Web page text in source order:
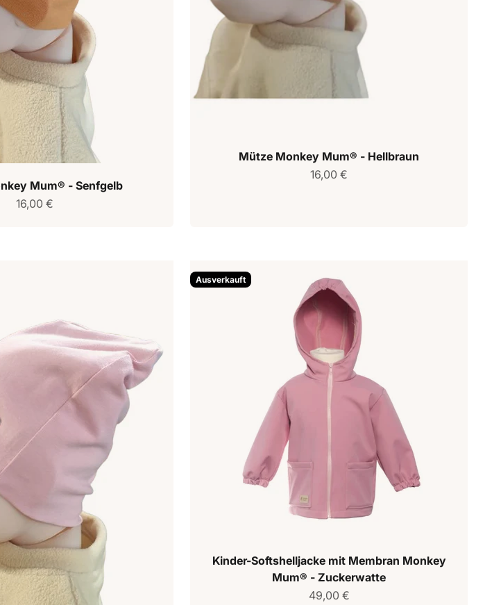
Mum® - Senfgelb
Verkaufspreis
16,00 €
Mütze Monkey Mum® - Hellbraun
Verkaufspreis
16,00 €
Ausverkauft
Kinder-Softshelljacke mit Membran Monkey
Mum® - Zuckerwatte
Verkaufspreis
49,00 €